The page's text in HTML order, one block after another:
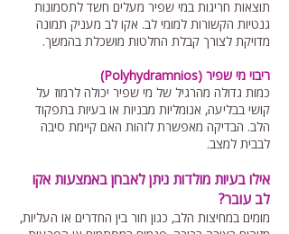
תוצאות חריגות במי שפיר מעלים חשד לתסמונות
גנטיות הקשורות למומי לב. אקו לב מעניק תמונה
מדויקת לצורך קבלת החלטות מושכלת בהמשך.
ריבוי מי שפיר (Polyhydramnios)
כמות גדולה מהרגיל של מי שפיר יכולה לרמוז על
קושי בבליעה, אנומליות מבניות או בעיות בתפקוד
הלב. הבדיקה מאפשרת לזהות האם קיימת סיבה
לבבית למצב.
אילו בעיות מולדות ניתן לאבחן באמצעות אקו
לב עובר?
מומים במחיצות הלב, כגון חור בין החדרים או העליות,